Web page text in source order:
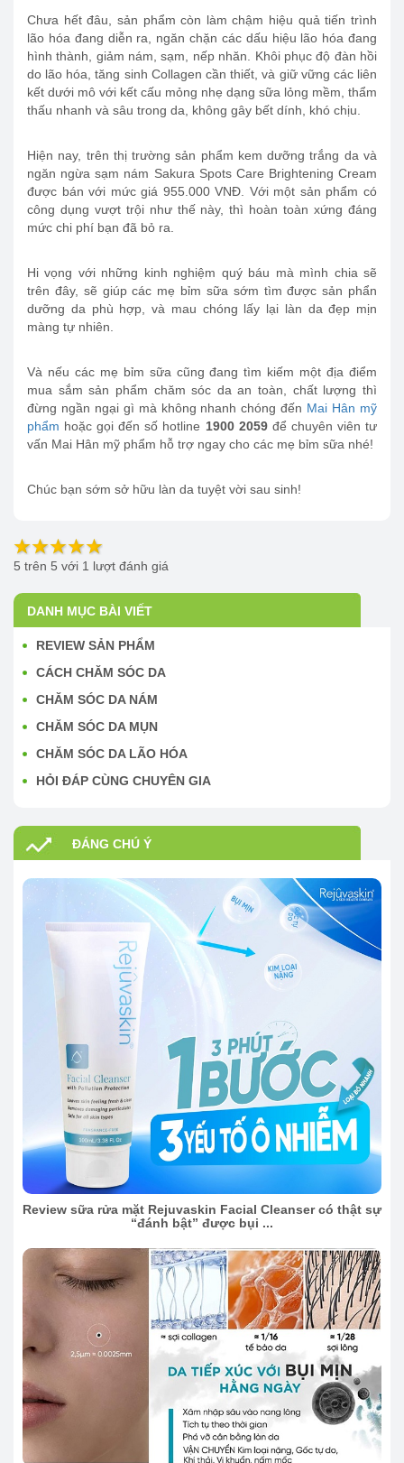
Chưa hết đâu, sản phẩm còn làm chậm hiệu quả tiến trình
lão hóa đang diễn ra, ngăn chặn các dấu hiệu lão hóa đang
hình thành, giảm nám, sạm, nếp nhăn. Khôi phục độ đàn hồi
do lão hóa, tăng sinh Collagen cần thiết, và giữ vững các liên
kết dưới mô với kết cấu mỏng nhẹ dạng sữa lỏng mềm, thẩm
thấu nhanh và sâu trong da, không gây bết dính, khó chịu.
Hiện nay, trên thị trường sản phẩm kem dưỡng trắng da và
ngăn ngừa sạm nám Sakura Spots Care Brightening Cream
được bán với mức giá 955.000 VNĐ. Với một sản phẩm có
công dụng vượt trội như thế này, thì hoàn toàn xứng đáng
mức chi phí bạn đã bỏ ra.
Hi vọng với những kinh nghiệm quý báu mà mình chia sẽ
trên đây, sẽ giúp các mẹ bỉm sữa sớm tìm được sản phẩn
dưỡng da phù hợp, và mau chóng lấy lại làn da đẹp mịn
màng tự nhiên.
Và nếu các mẹ bỉm sữa cũng đang tìm kiếm một địa điểm
mua sắm sản phẩm chăm sóc da an toàn, chất lượng thì
đừng ngần ngại gì mà không nhanh chóng đến Mai Hân mỹ
phẩm hoặc gọi đến số hotline 1900 2059để chuyên viên tư
vấn Mai Hân mỹ phẩm hỗ trợ ngay cho các mẹ bỉm sữa nhé!
Chúc bạn sớm sở hữu làn da tuyệt vời sau sinh!
5 trên 5 với 1 lượt đánh giá
DANH MỤC BÀI VIẾT
REVIEW SẢN PHẨM
CÁCH CHĂM SÓC DA
CHĂM SÓC DA NÁM
CHĂM SÓC DA MỤN
CHĂM SÓC DA LÃO HÓA
HỎI ĐÁP CÙNG CHUYÊN GIA
ĐÁNG CHÚ Ý
Review sữa rửa mặt Rejuvaskin Facial Cleanser có thật sự
“đánh bật” được bụi ...